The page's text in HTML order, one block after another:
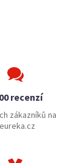
recenzí
zákazníků na